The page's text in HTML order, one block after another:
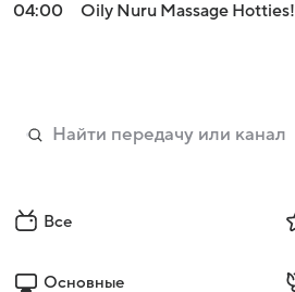
04:00
Oily Nuru Massage Hotties!
Все
Основные